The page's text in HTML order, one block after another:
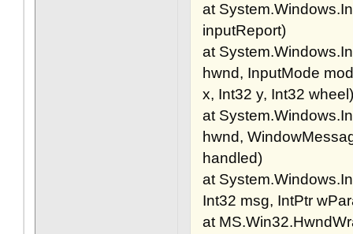
at
inputReport)
at
hwnd, InputMode
x, Int32 y, Int32
at
hwnd,
handled)
at
Int32 msg, IntPtr
at